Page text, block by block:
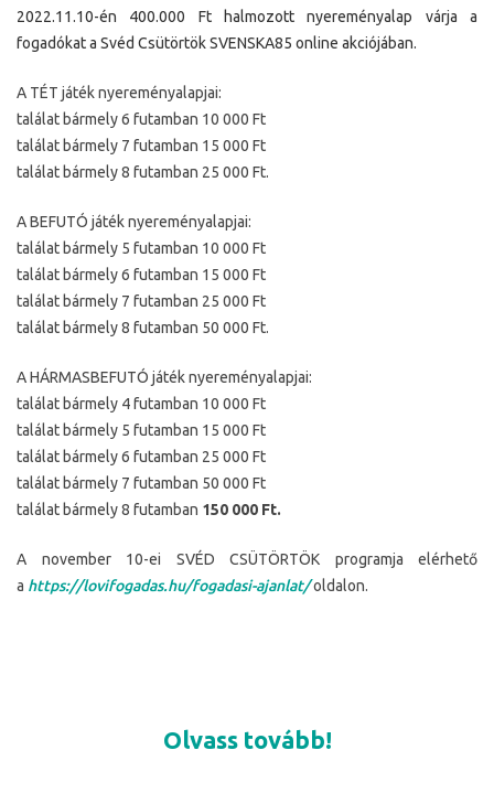
2022.11.10-én 400.000 Ft halmozott nyereményalap várja a
fogadókat a Svéd Csütörtök SVENSKA85 online akciójában.
A TÉT játék nyereményalapjai:
találat bármely 6 futamban 10 000 Ft
találat bármely 7 futamban 15 000 Ft
találat bármely 8 futamban 25 000 Ft.
A BEFUTÓ játék nyereményalapjai:
találat bármely 5 futamban 10 000 Ft
találat bármely 6 futamban 15 000 Ft
találat bármely 7 futamban 25 000 Ft
találat bármely 8 futamban 50 000 Ft.
A HÁRMASBEFUTÓ játék nyereményalapjai:
találat bármely 4 futamban 10 000 Ft
találat bármely 5 futamban 15 000 Ft
találat bármely 6 futamban 25 000 Ft
találat bármely 7 futamban 50 000 Ft
találat bármely 8 futamban 150 000 Ft.
A november 10-ei SVÉD CSÜTÖRTÖK programja elérhető
a https://lovifogadas.hu/fogadasi-ajanlat/oldalon.
Olvass tovább!